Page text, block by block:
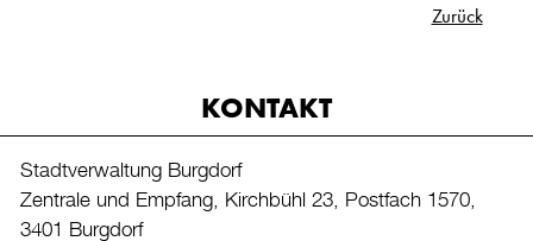
Zurück
KONTAKT
Stadtverwaltung Burgdorf
Zentrale und Empfang, Kirchbühl 23, Postfach 1570,
3401 Burgdorf